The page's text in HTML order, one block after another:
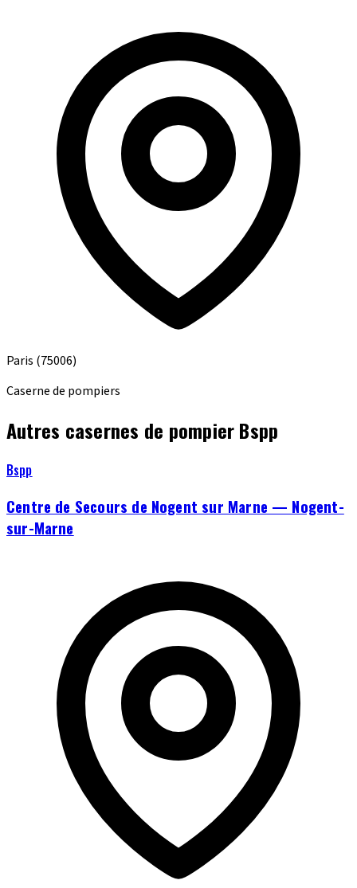
Paris (75006)
Caserne de pompiers
Autres casernes de pompier Bspp
Bspp
Centre de Secours de Nogent sur Marne — Nogent-
sur-Marne